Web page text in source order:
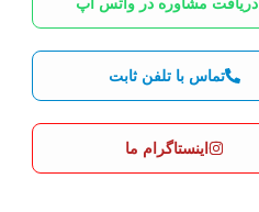
تماس با تلفن ثابت
اینستاگرام ما